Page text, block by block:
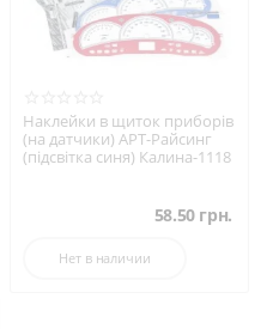
Наклейки в щиток приборів
(на датчики) АРТ-Райсинг
(підсвітка синя) Калина-1118
58.50 грн.
Нет в наличии